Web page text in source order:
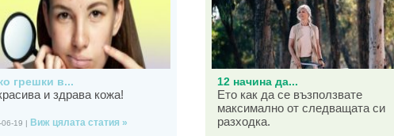
грешки в...
и здрава кожа!
06-19 | Виж цялата статия »
12 начина да...
Ето как да се възползвате
максимално от следващата си
разходка.